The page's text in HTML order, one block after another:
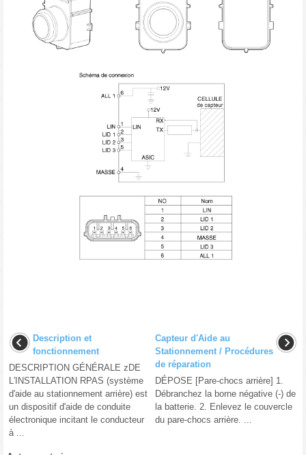
Description et
fonctionnement
DESCRIPTION GÉNÉRALE zDE
L′INSTALLATION RPAS (système
d'aide au stationnement arrière) est
un dispositif d'aide de conduite
électronique incitant le conducteur
à ...
Capteur d'Aide au
Stationnement / Procédures
de réparation
DÉPOSE [Pare-chocs arrière] 1.
Débranchez la borne négative (-) de
la batterie. 2. Enlevez le couvercle
du pare-chocs arrière. ...